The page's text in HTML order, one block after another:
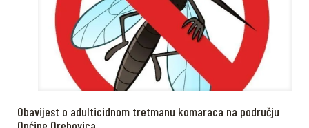
Obavijest o adulticidnom tretmanu komaraca na području